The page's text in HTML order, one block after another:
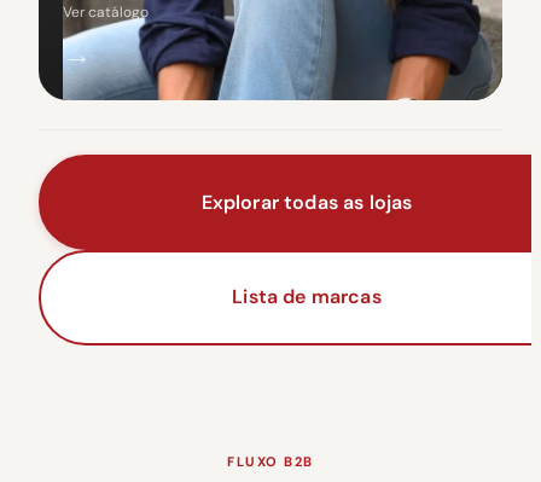
Ver catálogo
→
Explorar todas as lojas
Lista de marcas
FLUXO B2B